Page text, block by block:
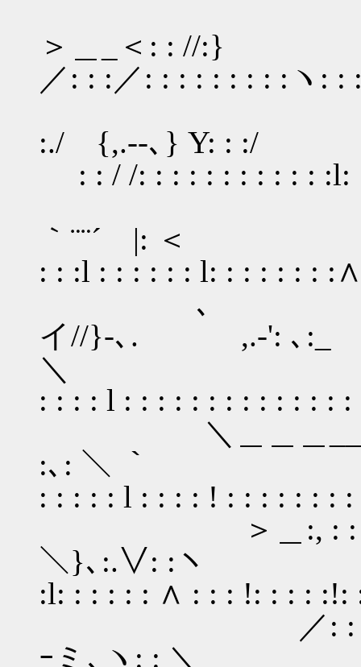
＞＿
／: : :／: : : : : : : : :ヽ: :
:./ {,.--
: : / /: : : : : : : : : : : :l:
｀¨¨´ |:
: : :l : : : : : : l: : : : : : :
､ ／:
イ//}-､. ,.-': ､:_
＼ : : : /
: : : : l : : : : : : : : : : : : : :
＼＿＿＿__／:
:､: ＼ ｀ |:
: : : : : l : : : : ! : : : : : : : :
＞＿:, : : : :,.
＼}､:.∨: :
:l: : : : : : ∧ : : : !: : : : :!:
／: : :／: : : :
ｰミ､ヽ: :